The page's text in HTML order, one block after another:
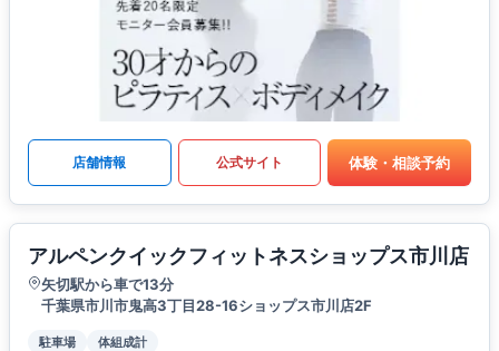
店舗情報 公式サイト 体験・相談予約
アルペンクイックフィットネスショップス市川店
矢切駅から車で13分
千葉県市川市鬼高3丁目28-16ショップス市川店2F
駐車場 体組成計